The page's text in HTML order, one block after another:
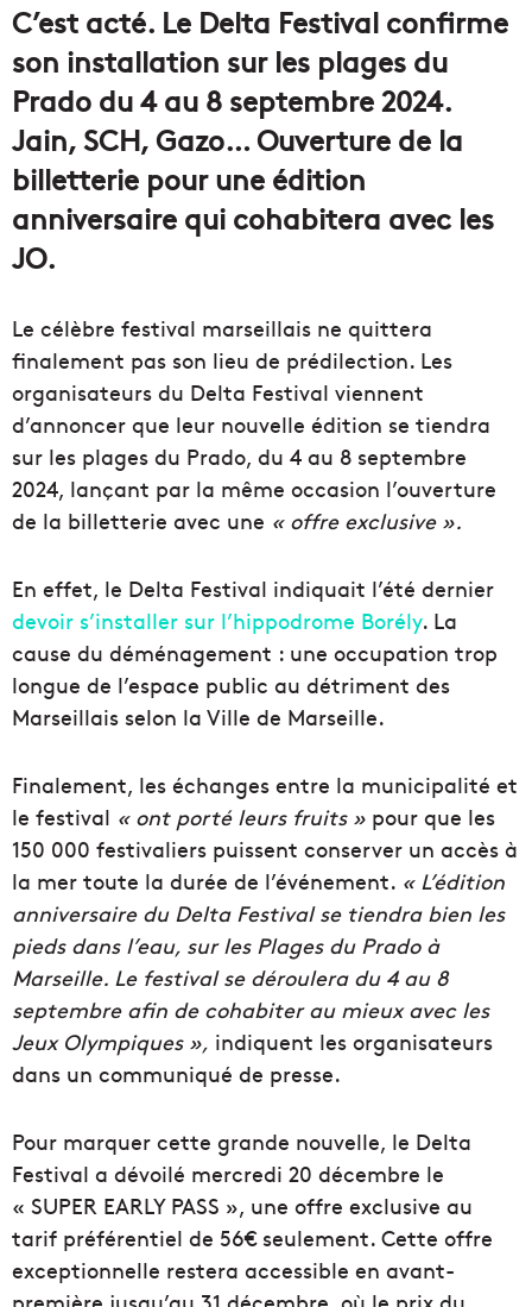
C’est acté. Le Delta Festival confirme
son installation sur les plages du
Prado du 4 au 8 septembre 2024.
Jain, SCH, Gazo… Ouverture de la
billetterie pour une édition
anniversaire qui cohabitera avec les
JO.
Le célèbre festival marseillais ne quittera
finalement pas son lieu de prédilection. Les
organisateurs du Delta Festival viennent
d’annoncer que leur nouvelle édition se tiendra
sur les plages du Prado, du 4 au 8 septembre
2024, lançant par la même occasion l’ouverture
de la billetterie avec une « offre exclusive ».
En effet, le Delta Festival indiquait l’été dernier
devoir s’installer sur l’hippodrome Borély. La
cause du déménagement : une occupation trop
longue de l’espace public au détriment des
Marseillais selon la Ville de Marseille.
Finalement, les échanges entre la municipalité et
le festival « ont porté leurs fruits » pour que les
150 000 festivaliers puissent conserver un accès à
la mer toute la durée de l’événement. « L’édition
anniversaire du Delta Festival se tiendra bien les
pieds dans l’eau, sur les Plages du Prado à
Marseille. Le festival se déroulera du 4 au 8
septembre afin de cohabiter au mieux avec les
Jeux Olympiques », indiquent les organisateurs
dans un communiqué de presse.
Pour marquer cette grande nouvelle, le Delta
Festival a dévoilé mercredi 20 décembre le
« SUPER EARLY PASS », une offre exclusive au
tarif préférentiel de 56€ seulement. Cette offre
exceptionnelle restera accessible en avant-